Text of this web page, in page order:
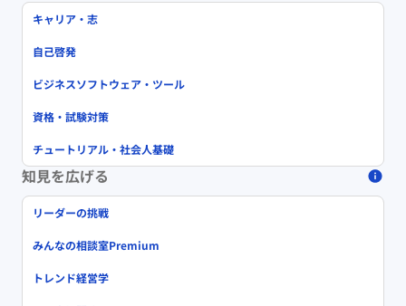
キャリア・志
自己啓発
ビジネスソフトウェア・ツール
資格・試験対策
チュートリアル・社会人基礎
知見を広げる
リーダーの挑戦
みんなの相談室Premium
トレンド経営学